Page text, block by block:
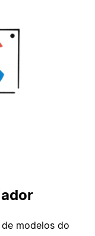
modelos do